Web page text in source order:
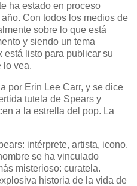
ha estado en proceso
Con todos los medios de
sobre lo que está
y siendo un tema
está listo para publicar su
lo vea.
por Erin Lee Carr, y se dice
tutela de Spears y
a la estrella del pop. La
intérprete, artista, icono.
se ha vinculado
misterioso: curatela.
historia de la vida de